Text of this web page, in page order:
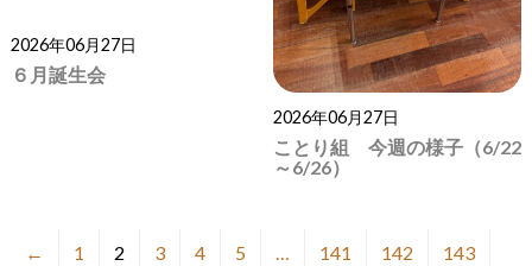
2026年06月27日
６月誕生会
2026年06月27日
ことり組 今週の様子（6/22
～6/26）
← 1 2 3 4 5 … 141 142 143